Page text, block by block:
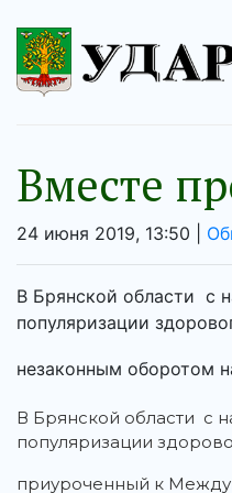
Вместе
24 июня 2019, 13:50 |
В Брянской области с
популяризации
незаконным оборотом
В Брянской области с
популяризации
приуроченный к